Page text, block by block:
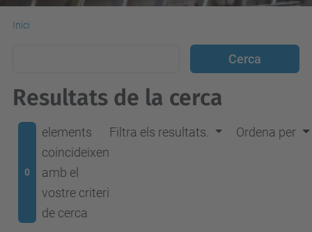
Inici
Resultats de la cerca
0
elements
coincideixen
amb el
vostre criteri
de cerca
Filtra els resultats. Ordena per